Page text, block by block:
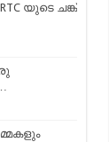
യുടെ ചങ്ക്